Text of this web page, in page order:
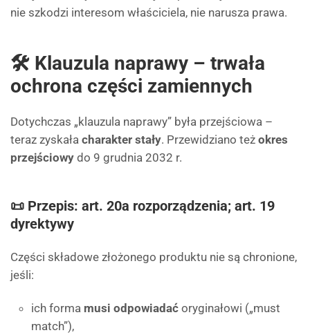
nie szkodzi interesom właściciela, nie narusza prawa.
🛠 Klauzula naprawy – trwała
ochrona części zamiennych
Dotychczas „klauzula naprawy” była przejściowa –
teraz zyskała charakter stały. Przewidziano też okres
przejściowy do 9 grudnia 2032 r.
📜 Przepis: art. 20a rozporządzenia; art. 19
dyrektywy
Części składowe złożonego produktu nie są chronione,
jeśli:
ich forma musi odpowiadać oryginałowi („must
match”),